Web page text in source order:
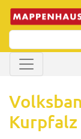
Kurpfalz